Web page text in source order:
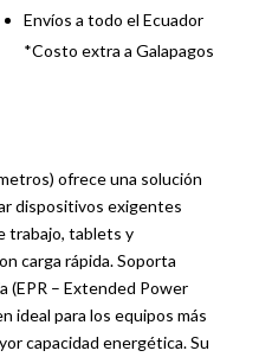
Envíos a todo el Ecuador
*Costo extra a Galapagos
ofrece una solución
dispositivos exigentes
trabajo, tablets y
carga rápida. Soporta
(EPR – Extended Power
ideal para los equipos más
capacidad energética. Su